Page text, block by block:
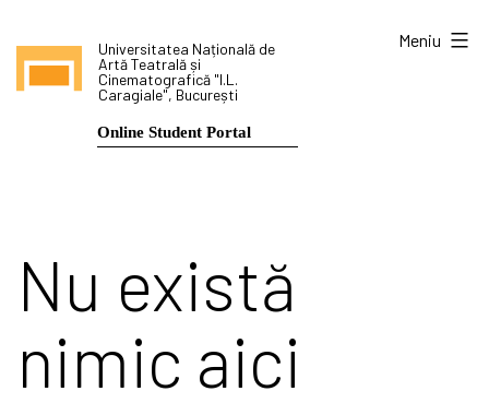
conținut
Universitatea Națională de
Artă Teatrală și
Cinematografică "I.L.
Caragiale", București
Online Student Portal
Meniu
Nu există
nimic aici